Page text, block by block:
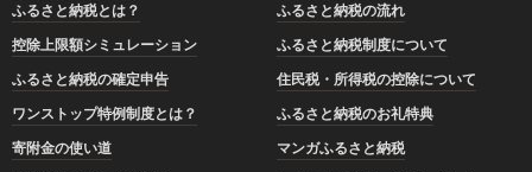
ふるさと納税とは？
ふるさと納税の流れ
控除上限額シミュレーション
ふるさと納税制度について
ふるさと納税の確定申告
住民税・所得税の控除について
ワンストップ特例制度とは？
ふるさと納税のお礼特典
寄附金の使い道
マンガふるさと納税